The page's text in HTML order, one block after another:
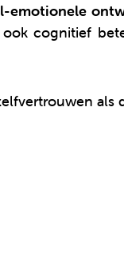
emotionele
cognitief